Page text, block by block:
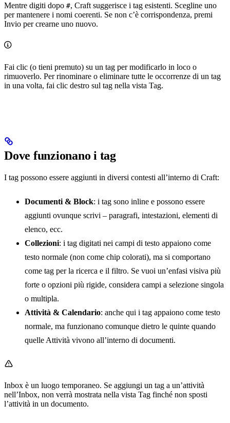
Mentre digiti dopo #, Craft suggerisce i tag esistenti. Scegline uno
per mantenere i nomi coerenti. Se non c’è corrispondenza, premi
Invio per crearne uno nuovo.
Fai clic (o tieni premuto) su un tag per modificarlo in loco o
rimuoverlo. Per rinominare o eliminare tutte le occorrenze di un tag
in una volta, fai clic destro sul tag nella vista Tag.
Dove funzionano i tag
I tag possono essere aggiunti in diversi contesti all’interno di Craft:
Documenti & Block: i tag sono inline e possono essere
aggiunti ovunque scrivi – paragrafi, intestazioni, elementi di
elenco, ecc.
Collezioni: i tag digitati nei campi di testo appaiono come
testo normale (non come chip colorati), ma si comportano
come tag per la ricerca e il filtro. Se vuoi un’enfasi visiva più
forte o opzioni più rigide, considera campi a selezione singola
o multipla.
Attività & Calendario: anche qui i tag appaiono come testo
normale, ma funzionano comunque dietro le quinte quando
quelle Attività vivono all’interno di documenti.
Inbox è un luogo temporaneo. Se aggiungi un tag a un’attività
nell’Inbox, non verrà mostrata nella vista Tag finché non sposti
l’attività in un documento.